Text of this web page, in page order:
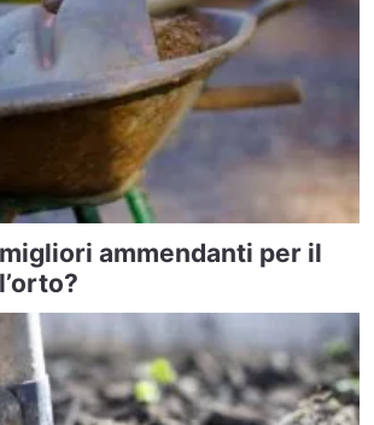
ammendanti per il